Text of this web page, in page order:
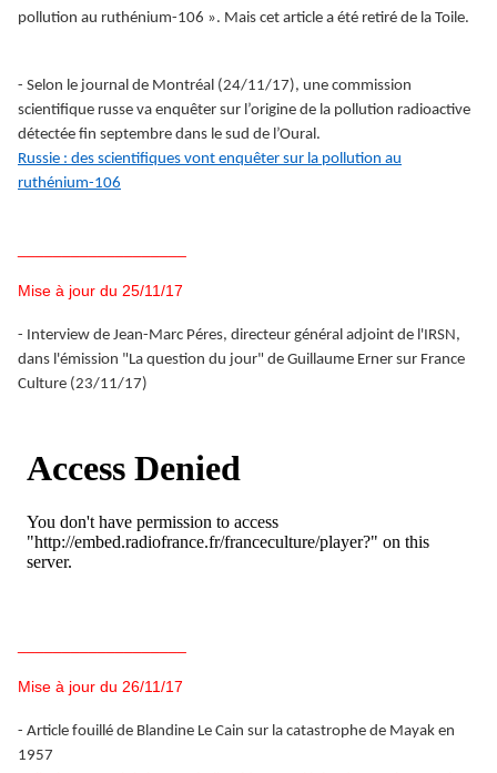
pollution au ruthénium-106 ». Mais cet article a été retiré de la Toile.
- Selon le journal de Montréal (24/11/17), une commission
scientifique russe va enquêter sur l’origine de la pollution radioactive
détectée fin septembre dans le sud de l’Oural.
Russie : des scientifiques vont enquêter sur la pollution au
ruthénium-106
Mise à jour du 25/11/17
- Interview de Jean-Marc Péres, directeur général adjoint de l'IRSN,
dans l'émission "La question du jour" de Guillaume Erner sur France
Culture (23/11/17)
Mise à jour du 26/11/17
- Article fouillé de Blandine Le Cain sur la catastrophe de Mayak en
1957